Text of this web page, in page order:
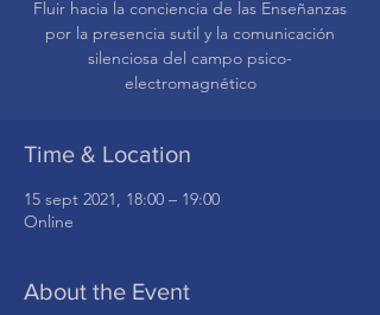
Fluir hacia la conciencia de las Enseñanzas
por la presencia sutil y la comunicación
silenciosa del campo psico-
electromagnético
Time & Location
15 sept 2021, 18:00 – 19:00
Online
About the Event